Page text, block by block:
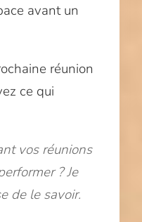
avant un
réunion
ce qui
vos réunions
? Je
de le savoir.